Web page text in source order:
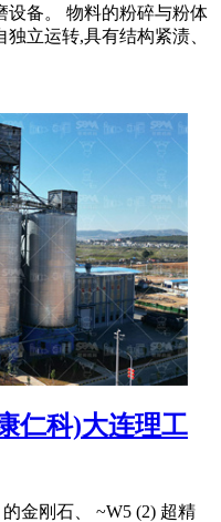
设备。 物料的粉碎与粉体
立运转,具有结构紧渍、
仁科)大连理工
金刚石、 ~W5 (2) 超精